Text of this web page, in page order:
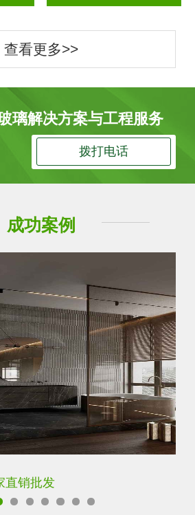
查看更多>>
璃解决方案与工程服务
拨打电话
成功案例
发